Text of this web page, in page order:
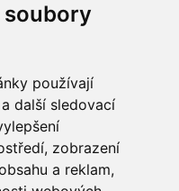
soubory
používají
další sledovací
zobrazení
a reklam,